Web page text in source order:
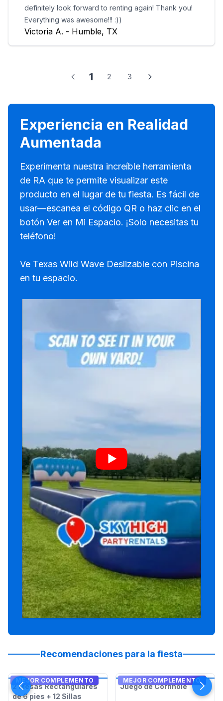
definitely look forward to renting again! Thank you!
Everything was awesome!!! :))
Victoria A. - Humble, TX
1 2 3
Experiencia en Realidad
Aumentada
Experimenta nuestra increíble herramienta
de RA que te permite visualizar este
producto en el lugar de tu fiesta. Es fácil de
usar—escanea el código QR o haz clic en el
botón Ver en Mi Espacio. ¡Solo necesitas tu
teléfono!
Ve Texas Wild Wave Deslizable con Piscina
en tu espacio.
Recomendaciones para la fiesta
MEJOR COMPLEMENTO
2 Mesas Rectangulares
de 6 pies + 12 Sillas
MEJOR COMPLEMENTO
Juego de Cornhole